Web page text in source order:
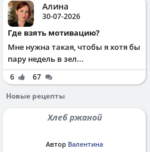
Алина
30-07-2026
Где взять мотивацию?
Мне нужна такая, чтобы я хотя бы
пару недель в зел...
6
67
Новые рецепты
Хлеб ржаной
Автор Валентина